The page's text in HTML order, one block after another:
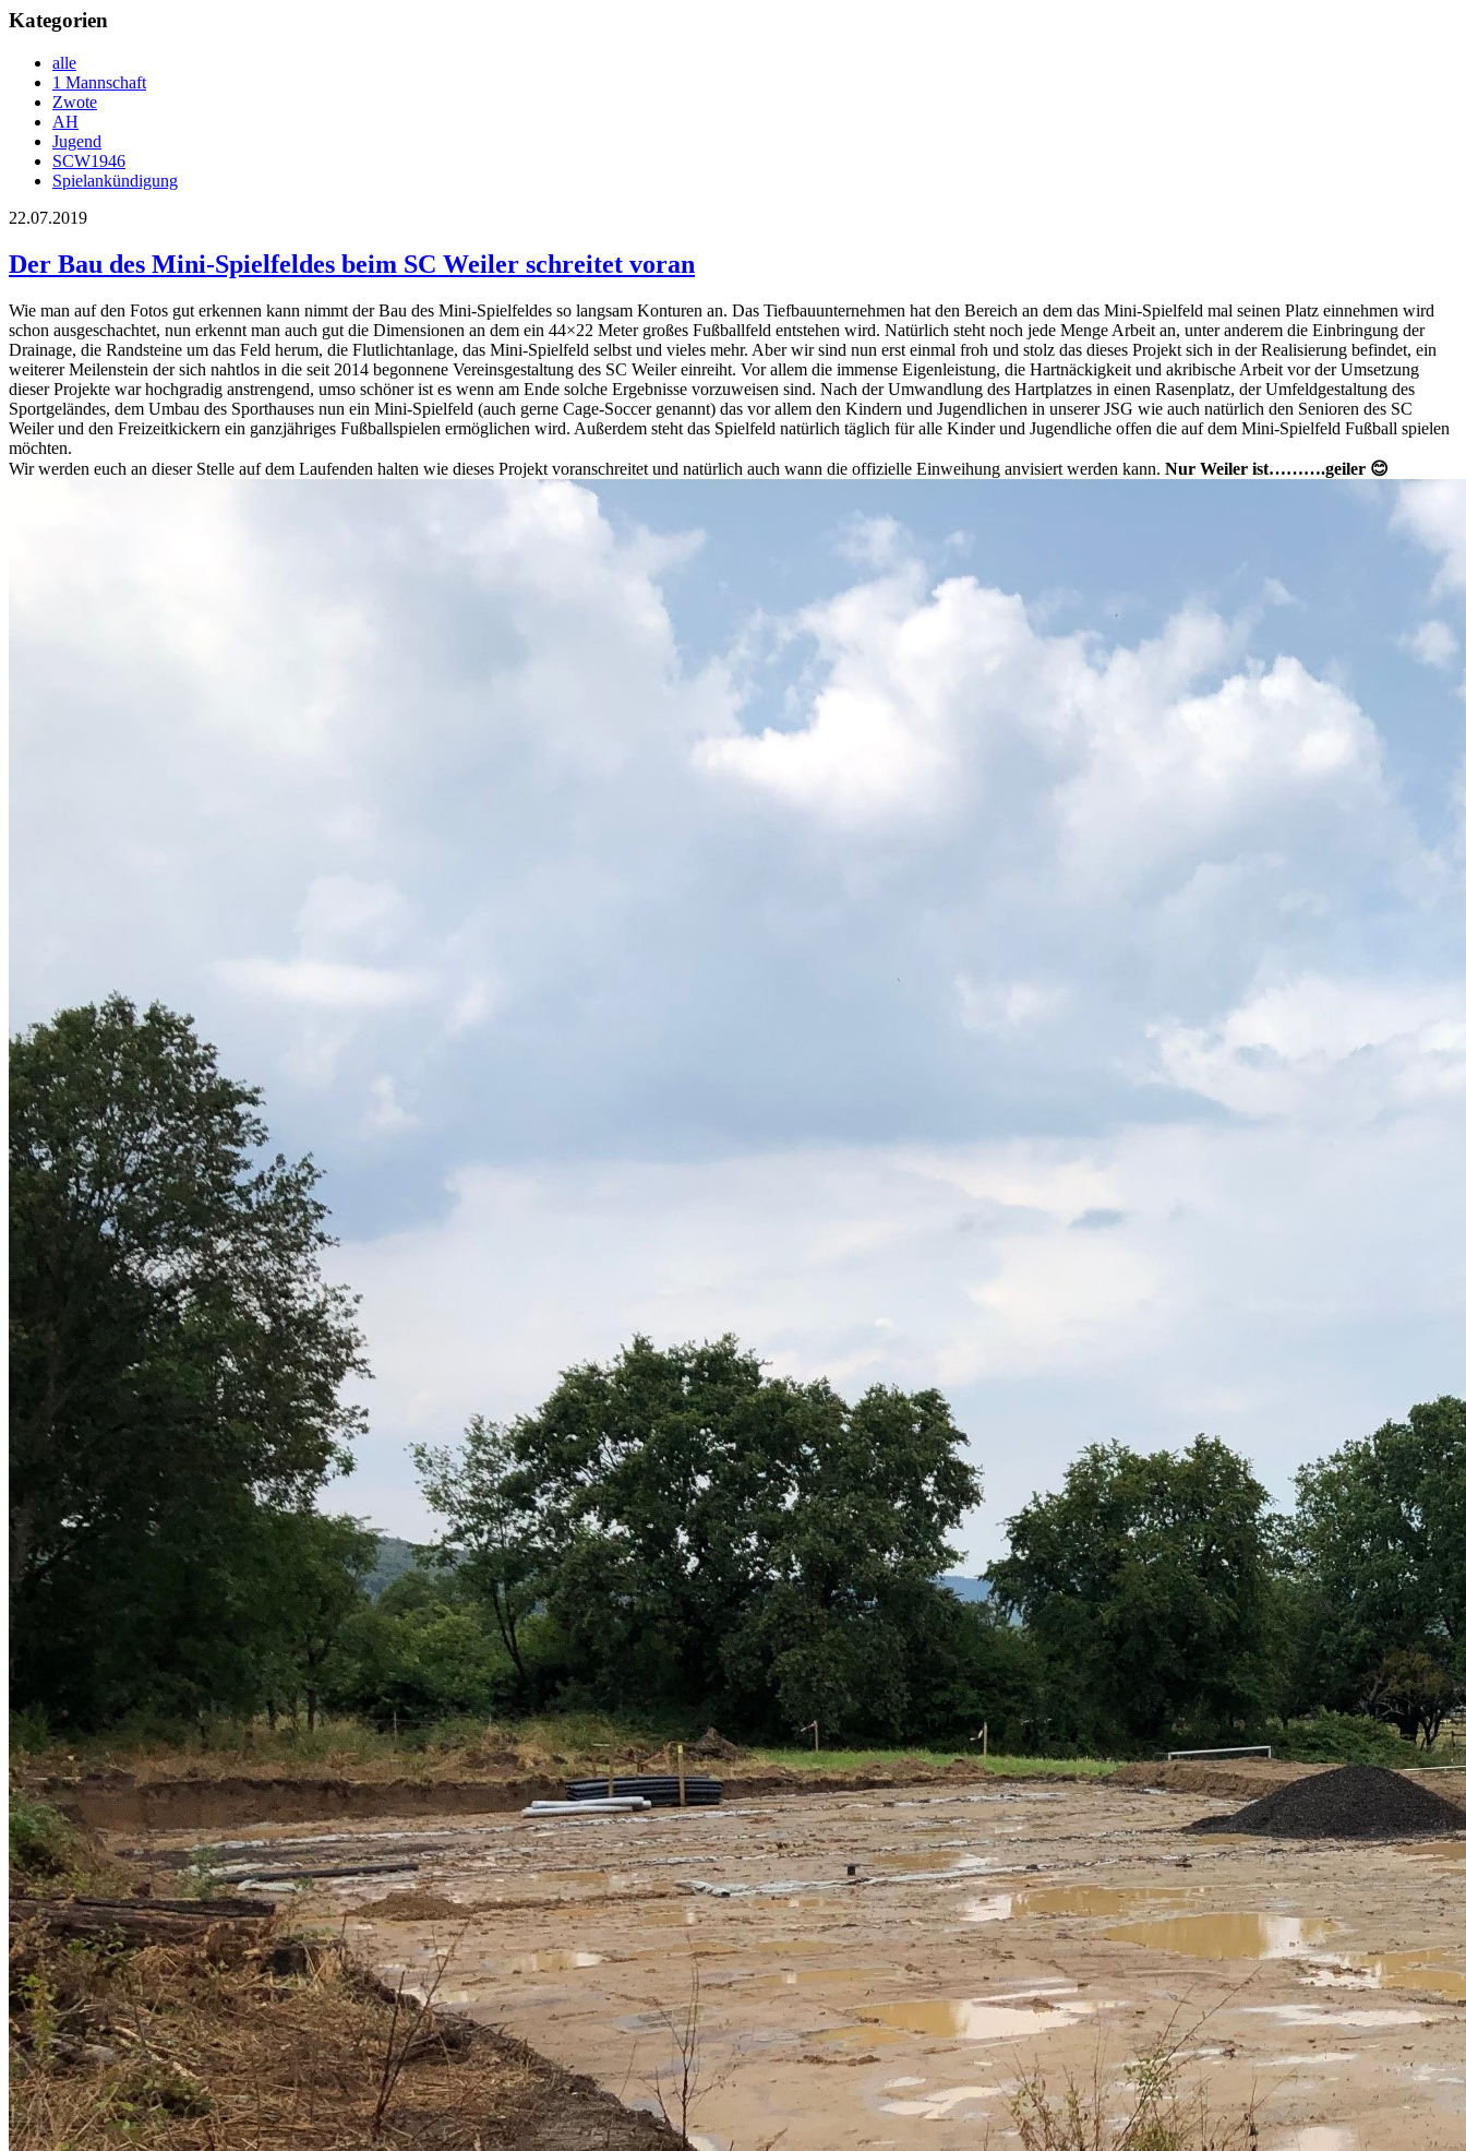
Kategorien
alle
1 Mannschaft
Zwote
AH
Jugend
SCW1946
Spielankündigung
22.07.2019
Der Bau des Mini-Spielfeldes beim SC Weiler schreitet voran
Wie man auf den Fotos gut erkennen kann nimmt der Bau des Mini-Spielfeldes so langsam Konturen an. Das Tiefbauunternehmen hat den Bereich an dem das Mini-Spielfeld mal seinen Platz einnehmen wird
schon ausgeschachtet, nun erkennt man auch gut die Dimensionen an dem ein 44×22 Meter großes Fußballfeld entstehen wird. Natürlich steht noch jede Menge Arbeit an, unter anderem die Einbringung der
Drainage, die Randsteine um das Feld herum, die Flutlichtanlage, das Mini-Spielfeld selbst und vieles mehr. Aber wir sind nun erst einmal froh und stolz das dieses Projekt sich in der Realisierung befindet, ein
weiterer Meilenstein der sich nahtlos in die seit 2014 begonnene Vereinsgestaltung des SC Weiler einreiht. Vor allem die immense Eigenleistung, die Hartnäckigkeit und akribische Arbeit vor der Umsetzung
dieser Projekte war hochgradig anstrengend, umso schöner ist es wenn am Ende solche Ergebnisse vorzuweisen sind. Nach der Umwandlung des Hartplatzes in einen Rasenplatz, der Umfeldgestaltung des
Sportgeländes, dem Umbau des Sporthauses nun ein Mini-Spielfeld (auch gerne Cage-Soccer genannt) das vor allem den Kindern und Jugendlichen in unserer JSG wie auch natürlich den Senioren des SC
Weiler und den Freizeitkickern ein ganzjähriges Fußballspielen ermöglichen wird. Außerdem steht das Spielfeld natürlich täglich für alle Kinder und Jugendliche offen die auf dem Mini-Spielfeld Fußball spielen
möchten.
Wir werden euch an dieser Stelle auf dem Laufenden halten wie dieses Projekt voranschreitet und natürlich auch wann die offizielle Einweihung anvisiert werden kann. Nur Weiler ist……….geiler 😊